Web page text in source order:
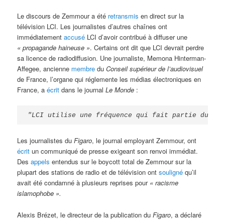
Le discours de Zemmour a été retransmis en direct sur la
télévision LCI. Les journalistes d’autres chaînes ont
immédiatementaccusé LCI d’avoir contribué à diffuser une
« propagande haineuse ». Certains ont dit que LCI devrait perdre
sa licence de radiodiffusion. Une journaliste, Memona Hinterman-
Affegee, ancienne membre duConseil supérieur de l’audiovisuel
de France, l’organe qui réglemente les médias électroniques en
France, aécrit dans le journalLe Monde :
"LCI utilise une fréquence qui fait partie du
Les journalistes duFigaro, le journal employant Zemmour, ont
écrit un communiqué de presse exigeant son renvoi immédiat.
Desappels entendus sur le boycott total de Zemmour sur la
plupart des stations de radio et de télévision ontsouligné qu’il
avait été condamné à plusieurs reprises pour « racisme
islamophobe ».
Alexis Brézet, le directeur de la publication duFigaro, a déclaré